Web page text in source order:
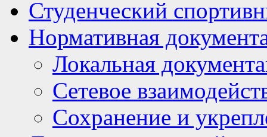
Студенческий
Нормативная
Локальная
Сетевое
Сохранение и